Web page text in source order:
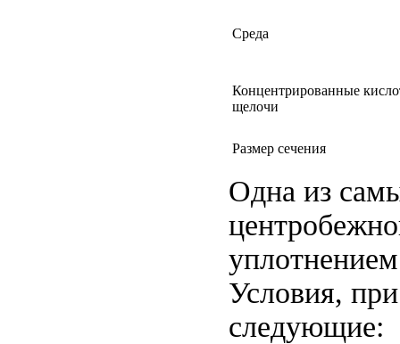
Среда
Концентрированные
щелочи
Размер сечения
Одна из
Условия,
следующие: